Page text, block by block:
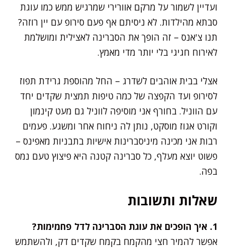
ועדיין לשמור על מרקם אוורירי שמרגיש ממש כמו עוגת
סבתא מהילדות. לא ניסיתם אף פעם סירופ עם יין רוזה?
תנו צ'אנס – זה הופך את הסברינה לאצילית ומושלמת
לאירוח חגיגי בלי יותר מדי מאמץ.
אצלי בבית אוהבים לשדרג – החל מהוספת גרידת תפוז
לסירופ ועד הקפצה של כמה טיפות תמצית שקדים יחד
עם הווניל. בחורף אני מוסיפה לווניל גם מעט קינמון
וקורט אגוז מוסקט, נותן לה ניחוח אחר ומשגע. פעמים
רבות אני מכינה מיניסברינות אישיות בתבניות מאפינס –
פשוט יוצא מעלף, כל סברינה קטנה היא פיצוץ טעם נמס
בפה.
שאלות ותשובות
1. איך הופכים את עוגת הסברינה לדל פחמימות?
אפשר להמיר חצי מהקמח בקמח שקדים דק, ולהשתמש